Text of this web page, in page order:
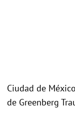
Ciudad de
de Greenberg